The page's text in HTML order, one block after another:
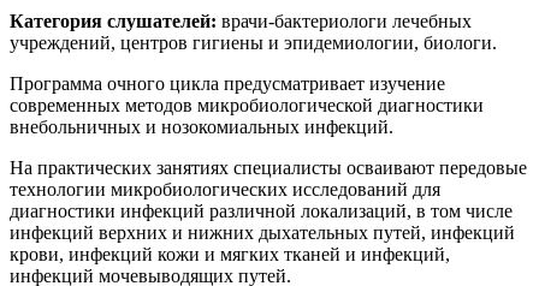
Категория слушателей: врачи-бактериологи лечебных
учреждений, центров гигиены и эпидемиологии, биологи.
Программа очного цикла предусматривает изучение
современных методов микробиологической диагностики
внебольничных и нозокомиальных инфекций.
На практических занятиях специалисты осваивают передовые
технологии микробиологических исследований для
диагностики инфекций различной локализаций, в том числе
инфекций верхних и нижних дыхательных путей, инфекций
крови, инфекций кожи и мягких тканей и инфекций,
инфекций мочевыводящих путей.